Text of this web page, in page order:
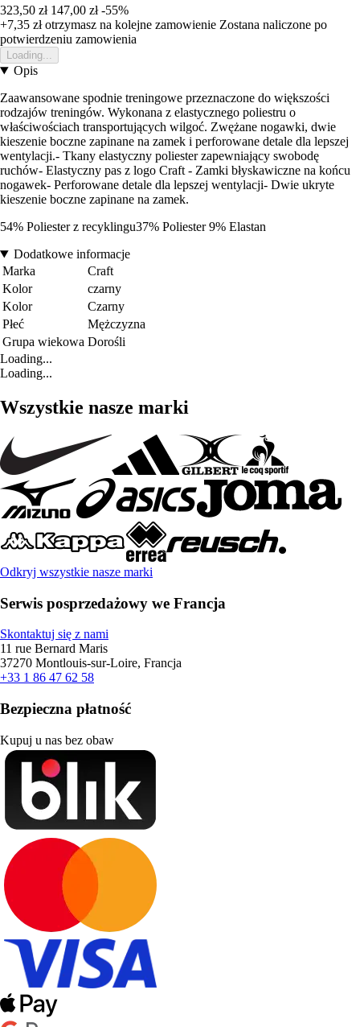
323,50 zł 147,00 zł -55%
+7,35 złotrzymasz na kolejne zamowienie Zostana naliczone po
potwierdzeniu zamowienia
Loading...
Opis
Zaawansowane spodnie treningowe przeznaczone do większości
rodzajów treningów. Wykonana z elastycznego poliestru o
właściwościach transportujących wilgoć. Zwężane nogawki, dwie
kieszenie boczne zapinane na zamek i perforowane detale dla lepszej
wentylacji.- Tkany elastyczny poliester zapewniający swobodę
ruchów- Elastyczny pas z logo Craft - Zamki błyskawiczne na końcu
nogawek- Perforowane detale dla lepszej wentylacji- Dwie ukryte
kieszenie boczne zapinane na zamek.
54% Poliester z recyklingu37% Poliester 9% Elastan
Dodatkowe informacje
Marka
Craft
Kolor
czarny
Kolor
Czarny
Płeć
Mężczyzna
Grupa wiekowa Dorośli
Loading...
Loading...
Wszystkie nasze marki
Odkryj wszystkie nasze marki
Serwis posprzedażowy we Francja
Skontaktuj się z nami
11 rue Bernard Maris
37270 Montlouis-sur-Loire, Francja
+33 1 86 47 62 58
Bezpieczna płatność
Kupuj u nas bez obaw